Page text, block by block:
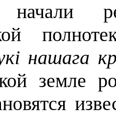
і нашага
земле